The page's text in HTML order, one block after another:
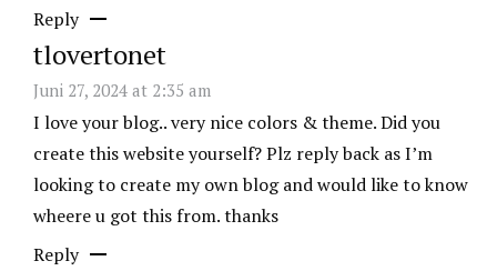
Reply
tlovertonet
Juni 27, 2024 at 2:35 am
I love your blog.. very nice colors & theme. Did you
create this website yourself? Plz reply back as I’m
looking to create my own blog and would like to know
wheere u got this from. thanks
Reply